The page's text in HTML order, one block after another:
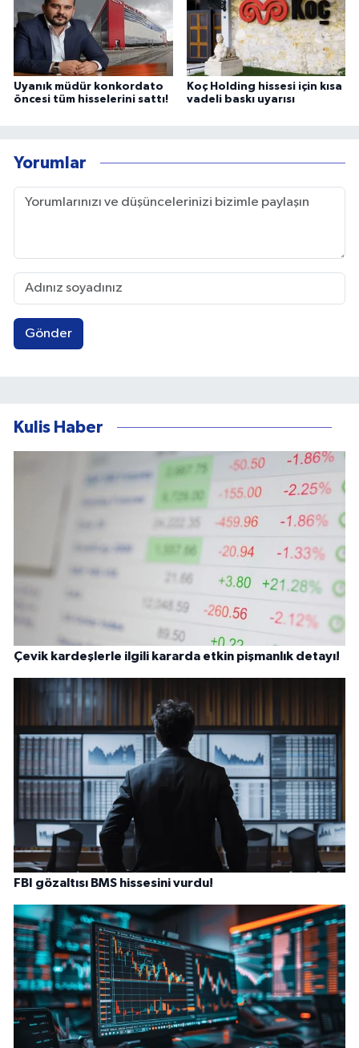
Uyanık müdür konkordato
öncesi tüm hisselerini sattı!
Koç Holding hissesi için kısa
vadeli baskı uyarısı
Yorumlar
Gönder
Kulis Haber
Çevik kardeşlerle ilgili kararda etkin pişmanlık detayı!
FBI gözaltısı BMS hissesini vurdu!